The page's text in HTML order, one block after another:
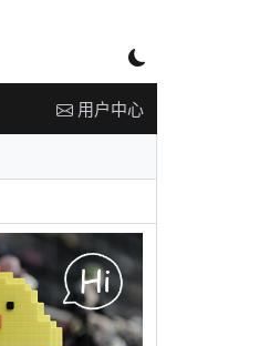
用户中心